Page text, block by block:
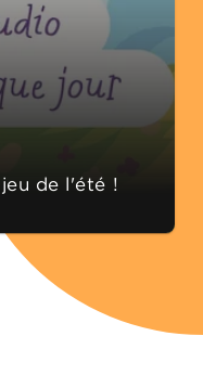
de l'été !